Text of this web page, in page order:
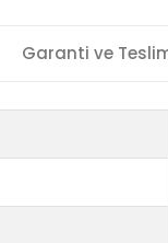
Garanti ve